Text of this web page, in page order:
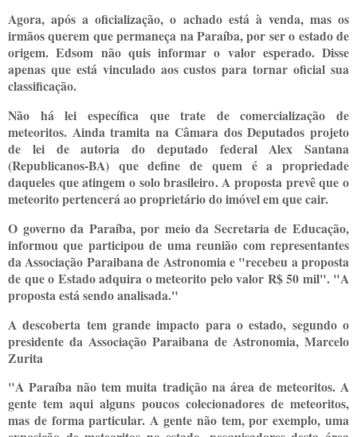
Agora, após a oficialização, o achado está à venda, mas os
irmãos querem que permaneça na Paraíba, por ser o estado de
origem. Edsom não quis informar o valor esperado. Disse
apenas que está vinculado aos custos para tornar oficial sua
classificação.
Não há lei específica que trate de comercialização de
meteoritos. Ainda tramita na Câmara dos Deputados projeto
de lei de autoria do deputado federal Alex Santana
(Republicanos-BA) que define de quem é a propriedade
daqueles que atingem o solo brasileiro. A proposta prevê que o
meteorito pertencerá ao proprietário do imóvel em que cair.
O governo da Paraíba, por meio da Secretaria de Educação,
informou que participou de uma reunião com representantes
da Associação Paraibana de Astronomia e "recebeu a proposta
de que o Estado adquira o meteorito pelo valor R$ 50 mil". "A
proposta está sendo analisada."
A descoberta tem grande impacto para o estado, segundo o
presidente da Associação Paraibana de Astronomia, Marcelo
Zurita
"A Paraíba não tem muita tradição na área de meteoritos. A
gente tem aqui alguns poucos colecionadores de meteoritos,
mas de forma particular. A gente não tem, por exemplo, uma